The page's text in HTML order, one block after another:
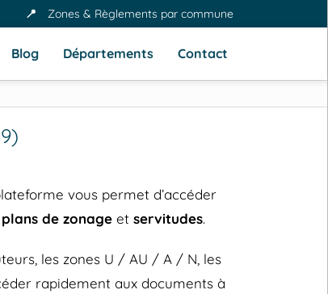
📍 Zones & Règlements par commune
Blog Départements Contact
vous permet d’accéder
plans de zonage et servitudes.
les zones U / AU / A / N, les
rapidement aux documents à